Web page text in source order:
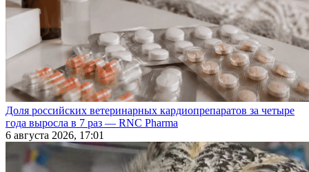
Доля российских ветеринарных кардиопрепаратов за четыре
года выросла в 7 раз — RNC Pharma
6 августа 2026, 17:01